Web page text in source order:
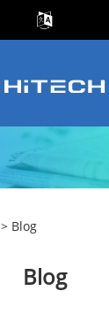
> Blog
Blog